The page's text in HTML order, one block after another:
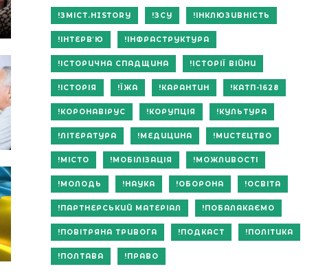
ЗМІСТ.HISTORY ЗСУ ІНКЛЮЗИВНІСТЬ
ІНТЕРВʼЮ ІНФРАСТРУКТУРА
ІСТОРИЧНА СПАДЩИНА ІСТОРІЇ ВІЙНИ
ІСТОРІЯ ЇЖА КАРАНТИН КАТП-1628
КОРОНАВІРУС КОРУПЦІЯ КУЛЬТУРА
ЛІТЕРАТУРА МЕДИЦИНА МИСТЕЦТВО
МІСТО МОБІЛІЗАЦІЯ МОЖЛИВОСТІ
МОЛОДЬ НАУКА ОБОРОНА ОСВІТА
ПАРТНЕРСЬКИЙ МАТЕРІАЛ ПОБАЛАКАЄМО
ПОВІТРЯНА ТРИВОГА ПОДКАСТ ПОЛІТИКА
ПОЛТАВА ПРАВО